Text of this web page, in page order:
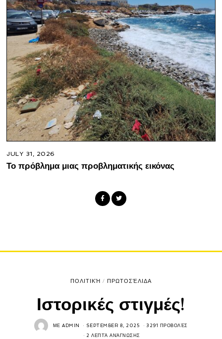
JULY 31, 2026
Το πρόβλημα μιας προβληματικής εικόνας
ΠΟΛΙΤΙΚΉ / ΠΡΩΤΟΣΈΛΙΔΑ
Ιστορικές στιγμές!
ΜΕADMIN SEPTEMBER 8, 2025 3291 ΠΡΟΒΟΛΈΣ
2 ΛΕΠΤΆ ΑΝΆΓΝΩΣΗΣ